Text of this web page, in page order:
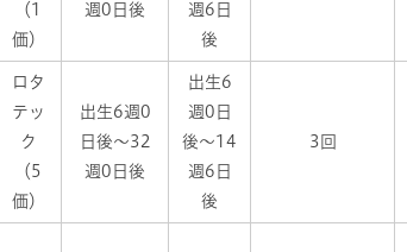
（1
価）
週0日後
週6日
後
ロタ
テッ
ク
（5
価）
出生6週0
日後～32
週0日後
出生6
週0日
後～14
週6日
後
3回